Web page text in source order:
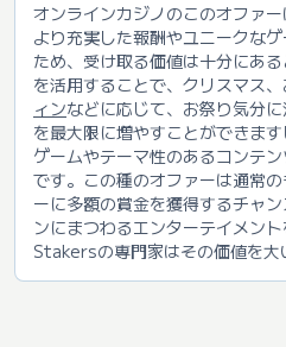
オンラインカジノのこのオファー
より充実した報酬やユニークな
ため、受け取る価値は十分にあ
を活用することで、クリスマス、
ィンなどに応じて、お祭り気分
を最大限に増やすことができま
ゲームやテーマ性のあるコンテ
です。この種のオファーは通常
ーに多額の賞金を獲得するチャ
ンにまつわるエンターテイメント
Stakersの専門家はその価値を大